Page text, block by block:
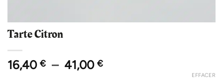
Tarte Citron
16,40 € – 41,00 €Plage
EFFACER